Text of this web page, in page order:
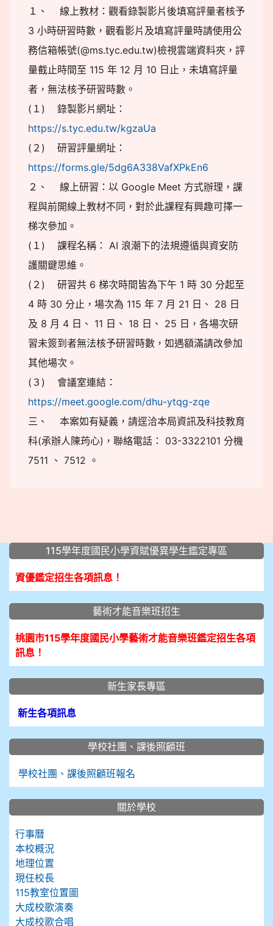
１、 線上教材：觀看錄製影片後填寫評量者核予
3 小時研習時數，觀看影片及填寫評量時請使用公
務信箱帳號(@ms.tyc.edu.tw)檢視雲端資料夾，評
量截止時間至 115 年 12 月 10 日止，未填寫評量
者，無法核予研習時數。
(１) 錄製影片網址：
https://s.tyc.edu.tw/kgzaUa
(２) 研習評量網址：
https://forms.gle/5dg6A338VafXPkEn6
２、 線上研習：以 Google Meet 方式辦理，課
程與前開線上教材不同，對於此課程有興趣可擇一
梯次參加。
(１) 課程名稱： AI 浪潮下的法規遵循與資安防
護關鍵思維。
(２) 研習共 6 梯次時間皆為下午 1 時 30 分起至
4 時 30 分止，場次為 115 年 7 月 21 日、 28 日
及 8 月 4 日、 11 日、 18 日、 25 日，各場次研
習未簽到者無法核予研習時數，如遇額滿請改參加
其他場次。
(３) 會議室連結：
https://meet.google.com/dhu-ytqg-zqe
三、 本案如有疑義，請逕洽本局資訊及科技教育
科(承辦人陳荺心)，聯絡電話： 03-3322101 分機
7511 、 7512 。
::: 115學年度國民小學資賦優異學生鑑定專區
資優鑑定招生各項訊息！
藝術才能音樂班招生
桃園市115學年度國民小學藝術才能音樂班鑑定招生各項
訊息！
新生家長專區
新生各項訊息
學校社團、課後照顧班
學校社團、課後照顧班報名
關於學校
行事曆
本校概況
地理位置
現任校長
115教室位置圖
大成校歌演奏
大成校歌合唱